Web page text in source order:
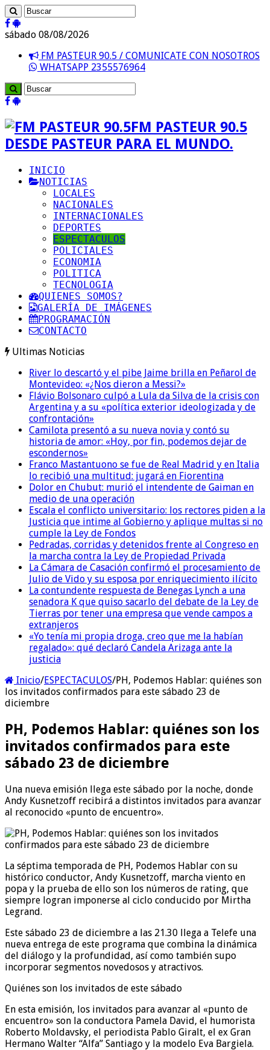
sábado 08/08/2026
FM PASTEUR 90.5 / COMUNICATE CON NOSOTROS
WHATSAPP 2355576964
FM PASTEUR 90.5
DESDE PASTEUR PARA EL MUNDO.
INICIO
NOTICIAS
LOCALES
NACIONALES
INTERNACIONALES
DEPORTES
ESPECTACULOS
POLICIALES
ECONOMIA
POLITICA
TECNOLOGIA
QUIENES SOMOS?
GALERÍA DE IMÁGENES
PROGRAMACIÓN
CONTACTO
Ultimas Noticias
River lo descartó y el pibe Jaime brilla en Peñarol de
Montevideo: «¿Nos dieron a Messi?»
Flávio Bolsonaro culpó a Lula da Silva de la crisis con
Argentina y a su «política exterior ideologizada y de
confrontación»
Camilota presentó a su nueva novia y contó su
historia de amor: «Hoy, por fin, podemos dejar de
escondernos»
Franco Mastantuono se fue de Real Madrid y en Italia
lo recibió una multitud: jugará en Fiorentina
Dolor en Chubut: murió el intendente de Gaiman en
medio de una operación
Escala el conflicto universitario: los rectores piden a la
Justicia que intime al Gobierno y aplique multas si no
cumple la Ley de Fondos
Pedradas, corridas y detenidos frente al Congreso en
la marcha contra la Ley de Propiedad Privada
La Cámara de Casación confirmó el procesamiento de
Julio de Vido y su esposa por enriquecimiento ilícito
La contundente respuesta de Benegas Lynch a una
senadora K que quiso sacarlo del debate de la Ley de
Tierras por tener una empresa que vende campos a
extranjeros
«Yo tenía mi propia droga, creo que me la habían
regalado»: qué declaró Candela Arizaga ante la
justicia
Inicio/ESPECTACULOS/PH, Podemos Hablar: quiénes son
los invitados confirmados para este sábado 23 de
diciembre
PH, Podemos Hablar: quiénes son los
invitados confirmados para este
sábado 23 de diciembre
Una nueva emisión llega este sábado por la noche, donde
Andy Kusnetzoff recibirá a distintos invitados para avanzar
al reconocido «punto de encuentro».
La séptima temporada de PH, Podemos Hablar con su
histórico conductor, Andy Kusnetzoff, marcha viento en
popa y la prueba de ello son los números de rating, que
siempre logran imponerse al ciclo conducido por Mirtha
Legrand.
Este sábado 23 de diciembre a las 21.30 llega a Telefe una
nueva entrega de este programa que combina la dinámica
del diálogo y la profundidad, así como también supo
incorporar segmentos novedosos y atractivos.
Quiénes son los invitados de este sábado
En esta emisión, los invitados para avanzar al «punto de
encuentro» son la conductora Pamela David, el humorista
Roberto Moldavsky, el periodista Pablo Giralt, el ex Gran
Hermano Walter “Alfa” Santiago y la modelo Eva Bargiela.